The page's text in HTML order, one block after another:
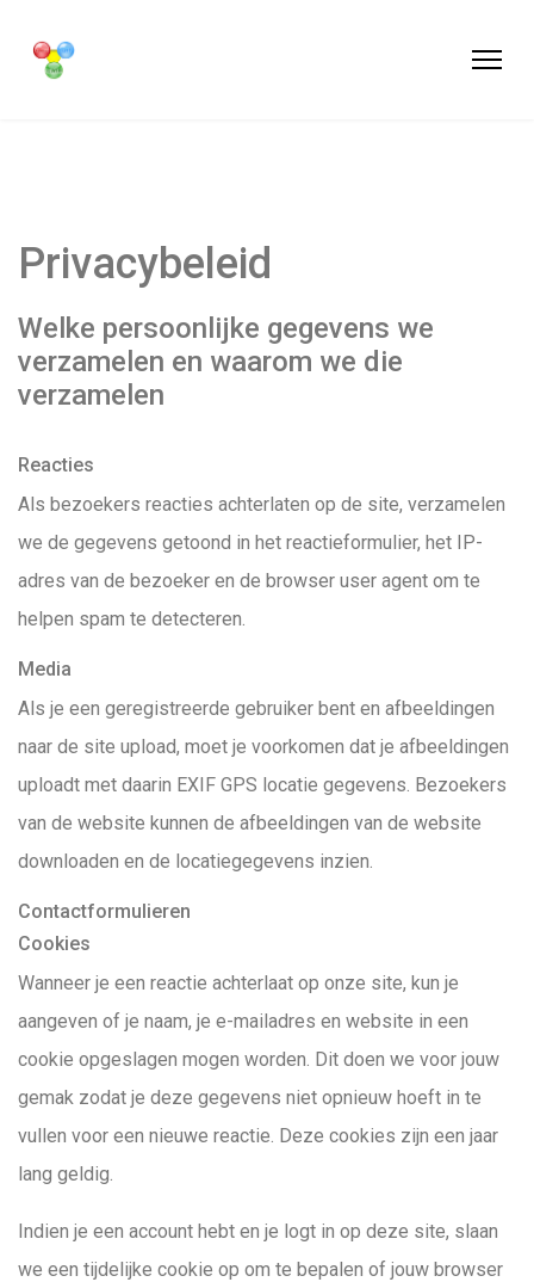
Privacybeleid
Welke persoonlijke gegevens we
verzamelen en waarom we die
verzamelen
Reacties
Als bezoekers reacties achterlaten op de site, verzamelen
we de gegevens getoond in het reactieformulier, het IP-
adres van de bezoeker en de browser user agent om te
helpen spam te detecteren.
Media
Als je een geregistreerde gebruiker bent en afbeeldingen
naar de site upload, moet je voorkomen dat je afbeeldingen
uploadt met daarin EXIF GPS locatie gegevens. Bezoekers
van de website kunnen de afbeeldingen van de website
downloaden en de locatiegegevens inzien.
Contactformulieren
Cookies
Wanneer je een reactie achterlaat op onze site, kun je
aangeven of je naam, je e-mailadres en website in een
cookie opgeslagen mogen worden. Dit doen we voor jouw
gemak zodat je deze gegevens niet opnieuw hoeft in te
vullen voor een nieuwe reactie. Deze cookies zijn een jaar
lang geldig.
Indien je een account hebt en je logt in op deze site, slaan
we een tijdelijke cookie op om te bepalen of jouw browser